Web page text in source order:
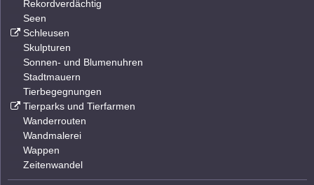
Rekordverdächtig
Seen
Schleusen
Skulpturen
Sonnen- und Blumenuhren
Stadtmauern
Tierbegegnungen
Tierparks und Tierfarmen
Wanderrouten
Wandmalerei
Wappen
Zeitenwandel